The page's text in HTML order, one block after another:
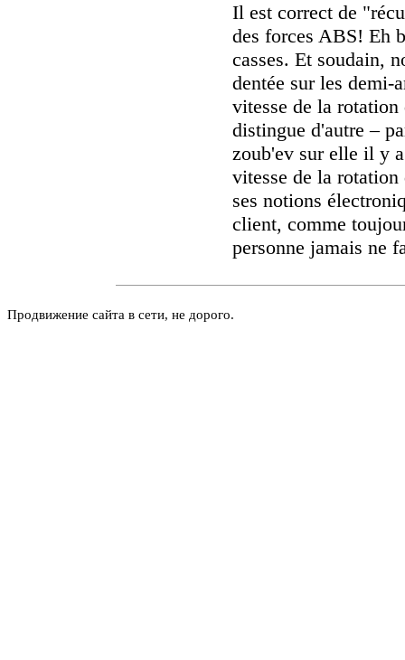
Il est correct de
des forces ABS! Eh
casses. Et soudain,
dentée sur les demi-
vitesse de la
distingue d'autre –
zoub'ev sur elle il y
vitesse de la
ses notions
client, comme
personne jamais ne
Продвижение сайта в сети, не дорого.